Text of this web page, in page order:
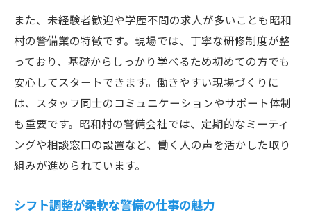
また、未経験者歓迎や学歴不問の求人が多いことも昭和
村の警備業の特徴です。現場では、丁寧な研修制度が整
っており、基礎からしっかり学べるため初めての方でも
安心してスタートできます。働きやすい現場づくりに
は、スタッフ同士のコミュニケーションやサポート体制
も重要です。昭和村の警備会社では、定期的なミーティ
ングや相談窓口の設置など、働く人の声を活かした取り
組みが進められています。
シフト調整が柔軟な警備の仕事の魅力